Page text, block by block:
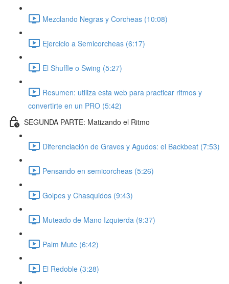
Mezclando Negras y Corcheas (10:08)
Ejercicio a Semicorcheas (6:17)
El Shuffle o Swing (5:27)
Resumen: utiliza esta web para practicar ritmos y
convertirte en un PRO (5:42)
SEGUNDA PARTE: Matizando el Ritmo
Diferenciación de Graves y Agudos: el Backbeat (7:53)
Pensando en semicorcheas (5:26)
Golpes y Chasquidos (9:43)
Muteado de Mano Izquierda (9:37)
Palm Mute (6:42)
El Redoble (3:28)